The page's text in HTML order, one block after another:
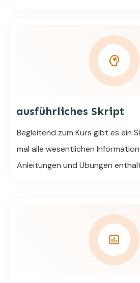
ausführliches Skript
Begleitend zum Kurs gibt es ein
mal alle wesentlichen
Anleitungen und Übungen